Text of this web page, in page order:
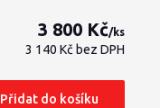
3 800 Kč/ks
3 140 Kč bez DPH
Přidat do košíku